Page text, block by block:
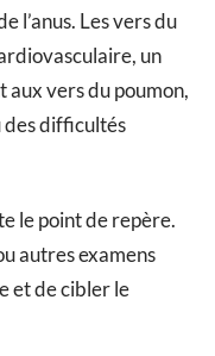
l’anus. Les vers du
un
aux vers du poumon,
des difficultés
le point de repère.
autres examens
et de cibler le